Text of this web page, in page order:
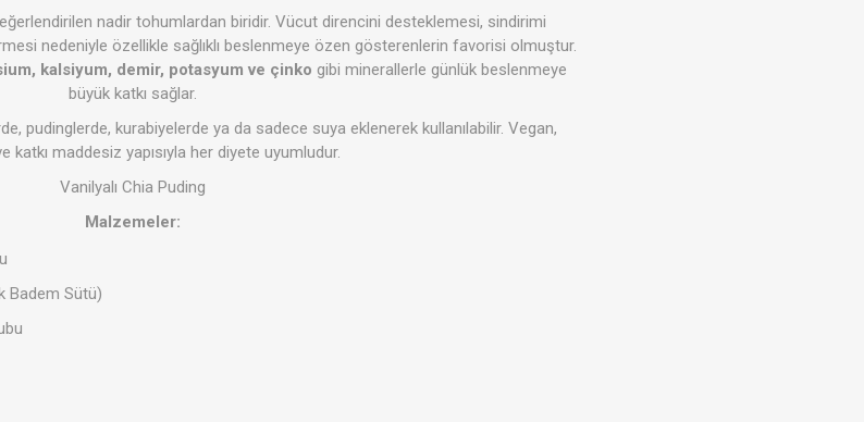
Şeker Yerine
Bakliyat- Tahıl- Un- Tohum
nadir tohumlardan biridir. Vücut direncini desteklemesi, sindirimi
nedeniyle özellikle sağlıklı beslenmeye özen gösterenlerin favorisi olmuştur.
kalsiyum, demir, potasyum ve çinko gibi minerallerle günlük beslenmeye
büyük katkı sağlar.
pudinglerde, kurabiyelerde ya da sadece suya eklenerek kullanılabilir. Vegan,
katkı maddesiz yapısıyla her diyete uyumludur.
Vanilyalı Chia Puding
Malzemeler:
Badem Sütü)